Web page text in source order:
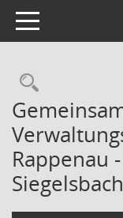
Toggle navigation
Rappenau